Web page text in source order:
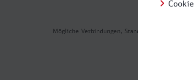
Mögliche Verbindungen, Stand: 2026-07-29 06:52